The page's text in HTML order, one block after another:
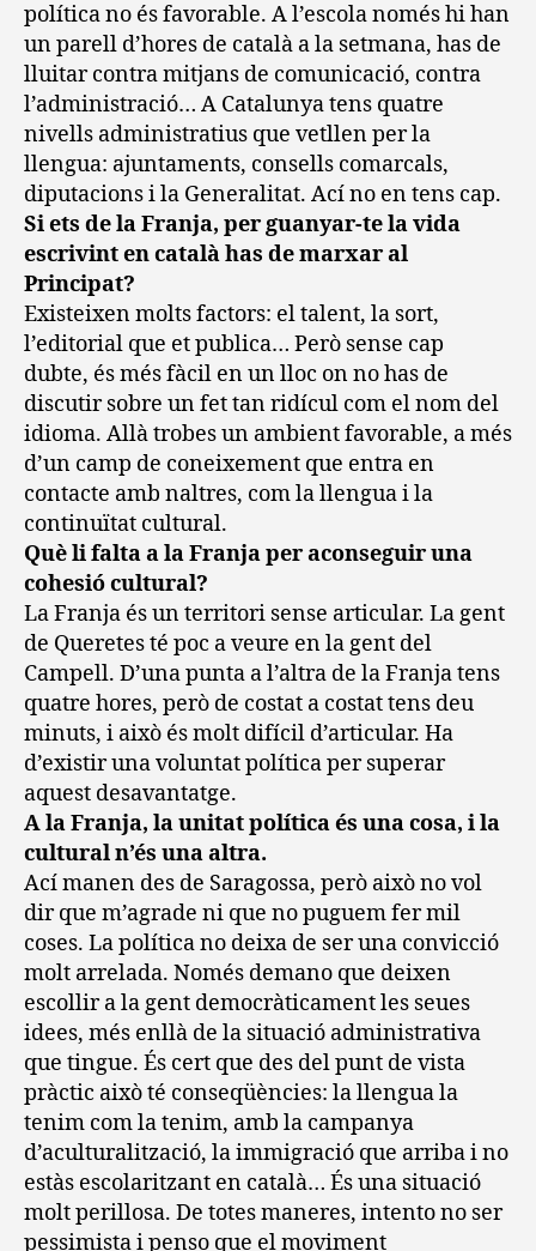
política no és favorable. A l’escola només hi han
un parell d’hores de català a la setmana, has de
lluitar contra mitjans de comunicació, contra
l’administració… A Catalunya tens quatre
nivells administratius que vetllen per la
llengua: ajuntaments, consells comarcals,
diputacions i la Generalitat. Ací no en tens cap.
Si ets de la Franja, per guanyar-te la vida
escrivint en català has de marxar al
Principat?
Existeixen molts factors: el talent, la sort,
l’editorial que et publica… Però sense cap
dubte, és més fàcil en un lloc on no has de
discutir sobre un fet tan ridícul com el nom del
idioma. Allà trobes un ambient favorable, a més
d’un camp de coneixement que entra en
contacte amb naltres, com la llengua i la
continuïtat cultural.
Què li falta a la Franja per aconseguir una
cohesió cultural?
La Franja és un territori sense articular. La gent
de Queretes té poc a veure en la gent del
Campell. D’una punta a l’altra de la Franja tens
quatre hores, però de costat a costat tens deu
minuts, i això és molt difícil d’articular. Ha
d’existir una voluntat política per superar
aquest desavantatge.
A la Franja, la unitat política és una cosa, i la
cultural n’és una altra.
Ací manen des de Saragossa, però això no vol
dir que m’agrade ni que no puguem fer mil
coses. La política no deixa de ser una convicció
molt arrelada. Només demano que deixen
escollir a la gent democràticament les seues
idees, més enllà de la situació administrativa
que tingue. És cert que des del punt de vista
pràctic això té conseqüències: la llengua la
tenim com la tenim, amb la campanya
d’aculturalització, la immigració que arriba i no
estàs escolaritzant en català… És una situació
molt perillosa. De totes maneres, intento no ser
pessimista i penso que el moviment